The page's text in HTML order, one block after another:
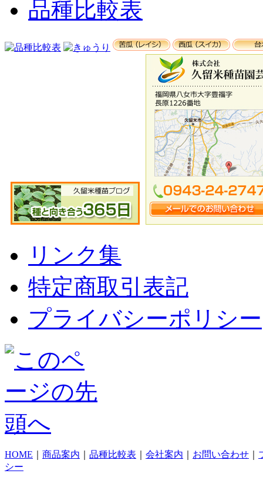
品種比較表
リンク集
特定商取引表記
プライバシーポリシー
HOME 商品案内 品種比較表 会社案内 お問い合わせ
シー